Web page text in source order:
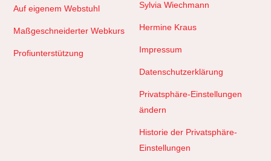
Auf eigenem Webstuhl
Maßgeschneiderter Webkurs
Profiunterstützung
Sylvia Wiechmann
Hermine Kraus
Impressum
Datenschutzerklärung
Privatsphäre-Einstellungen
ändern
Historie der Privatsphäre-
Einstellungen